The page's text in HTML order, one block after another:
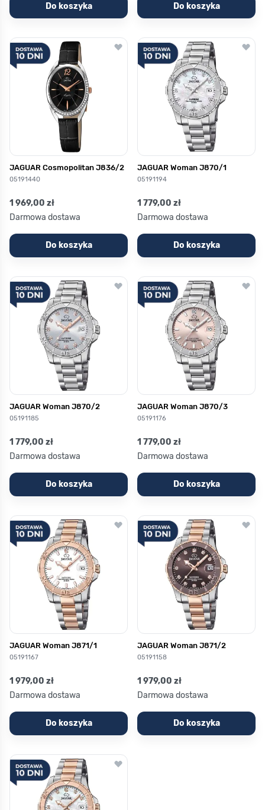
Do koszyka Do koszyka
JAGUAR Cosmopolitan J836/2
05191440
1 969,00 zł
Darmowa dostawa
Do koszyka
JAGUAR Woman J870/1
05191194
1 779,00 zł
Darmowa dostawa
Do koszyka
JAGUAR Woman J870/2
05191185
1 779,00 zł
Darmowa dostawa
Do koszyka
JAGUAR Woman J870/3
05191176
1 779,00 zł
Darmowa dostawa
Do koszyka
JAGUAR Woman J871/1
05191167
1 979,00 zł
Darmowa dostawa
Do koszyka
JAGUAR Woman J871/2
05191158
1 979,00 zł
Darmowa dostawa
Do koszyka